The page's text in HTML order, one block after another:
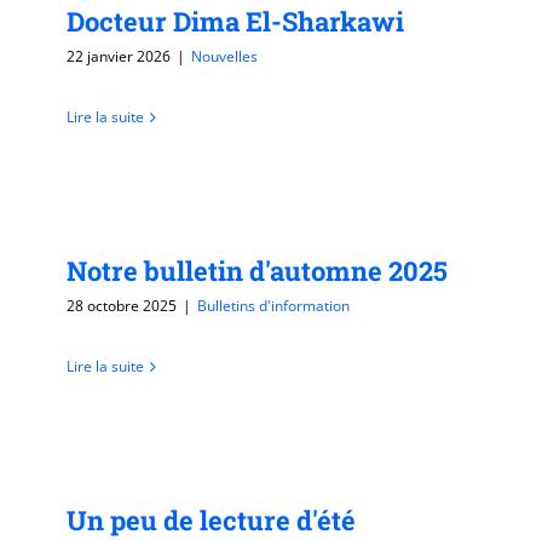
Docteur Dima El-Sharkawi
22 janvier 2026 | Nouvelles
Lire la suite
Notre bulletin d'automne 2025
28 octobre 2025 | Bulletins d'information
Lire la suite
Un peu de lecture d'été